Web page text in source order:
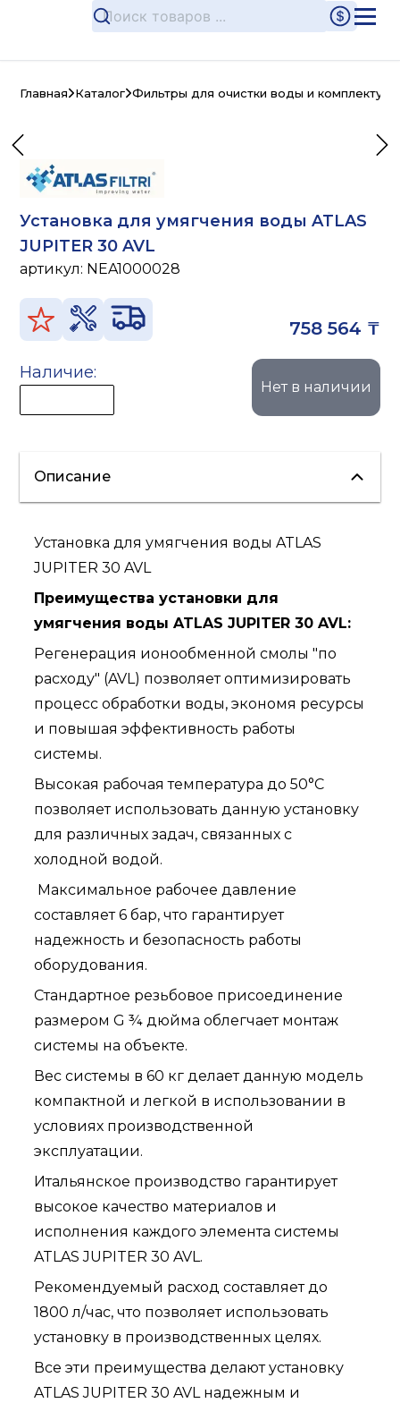
Главная Каталог Фильтры для очистки воды и
Установка для умягчения воды ATLAS
JUPITER 30 AVL
артикул: NEA1000028
758 564 ₸
Наличие:
Нет в наличии
Описание
Установка для умягчения воды ATLAS
JUPITER 30 AVL
Преимущества установки для
умягчения воды ATLAS JUPITER 30 AVL:
Регенерация ионообменной смолы "по
расходу" (AVL) позволяет оптимизировать
процесс обработки воды, экономя ресурсы
и повышая эффективность работы
системы.
Высокая рабочая температура до 50°C
позволяет использовать данную установку
для различных задач, связанных с
холодной водой.
Максимальное рабочее давление
составляет 6 бар, что гарантирует
надежность и безопасность работы
оборудования.
Стандартное резьбовое присоединение
размером G ¾ дюйма облегчает монтаж
системы на объекте.
Вес системы в 60 кг делает данную модель
компактной и легкой в использовании в
условиях производственной
эксплуатации.
Итальянское производство гарантирует
высокое качество материалов и
исполнения каждого элемента системы
ATLAS JUPITER 30 AVL.
Рекомендуемый расход составляет до
1800 л/час, что позволяет использовать
установку в производственных целях.
Все эти преимущества делают установку
ATLAS JUPITER 30 AVL надежным и